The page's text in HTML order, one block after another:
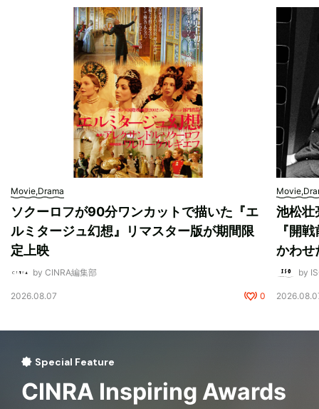
Movie,Drama
ソクーロフが90分ワンカットで描いた『エ
ルミタージュ幻想』リマスター版が期間限
定上映
by CINRA編集部
2026.08.07 0
池松壮
『開
かわせ
by
Special Feature
CINRA Inspiring Awards